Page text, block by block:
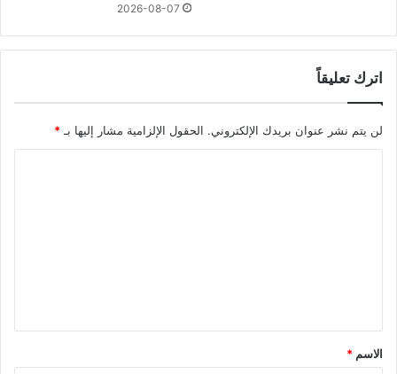
2026-08-07
اترك تعليقاً
لن يتم نشر عنوان بريدك الإلكتروني. الحقول الإلزامية مشار إليها بـ *
*
الاسم *